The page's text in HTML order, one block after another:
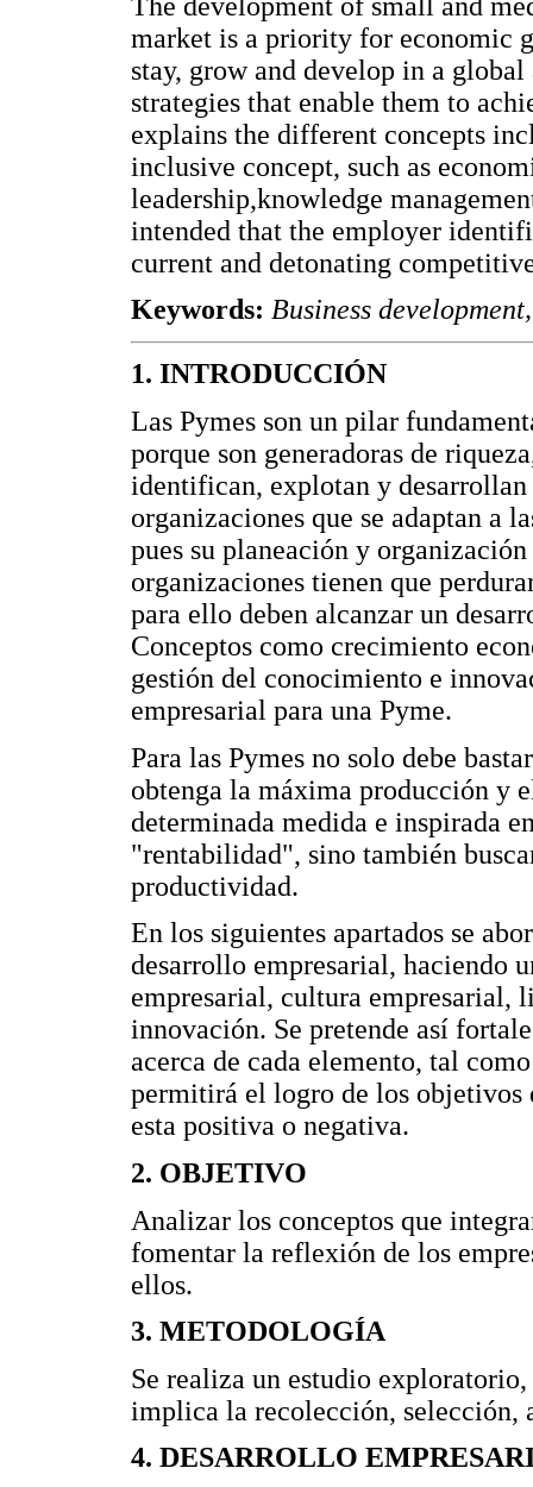
market is a priority for economic
stay, grow and develop in a
strategies that enable them to
explains the different concepts
inclusive concept, such as
leadership,knowledge
intended that the employer
current and detonating
Keywords: Business
1. INTRODUCCIÓN
Las Pymes son un pilar
porque son generadoras de
identifican, explotan y
organizaciones que se adaptan a
pues su planeación y
organizaciones tienen que
para ello deben alcanzar un
Conceptos como crecimiento
gestión del conocimiento e
empresarial para una Pyme.
Para las Pymes no solo debe
obtenga la máxima producción y
determinada medida e inspirada
"rentabilidad", sino también
productividad.
En los siguientes apartados se
desarrollo empresarial, haciendo
empresarial, cultura empresarial,
innovación. Se pretende así
acerca de cada elemento, tal
permitirá el logro de los objetivos
esta positiva o negativa.
2. OBJETIVO
Analizar los conceptos que
fomentar la reflexión de los
ellos.
3. METODOLOGÍA
Se realiza un estudio
implica la recolección, selección,
4. DESARROLLO